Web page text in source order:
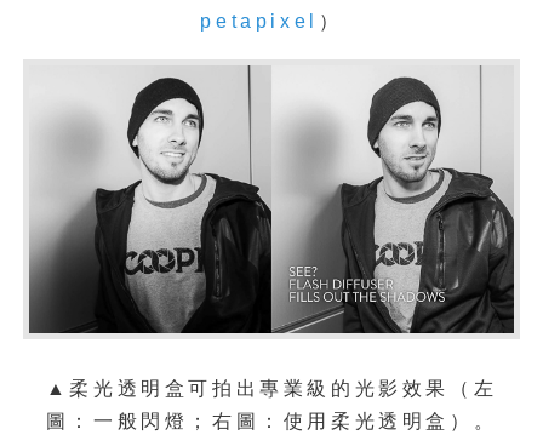
petapixel
）
▲柔光 透明盒可拍出專業級的光影效果（左
圖：一般閃燈；右圖：使用柔光透明盒）。